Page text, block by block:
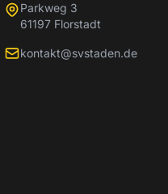
Parkweg 3
61197 Florstadt
kontakt@svstaden.de